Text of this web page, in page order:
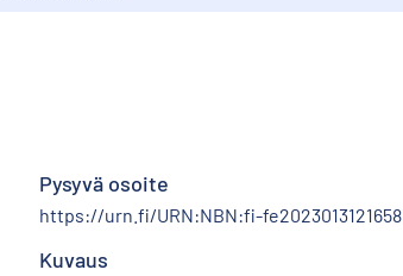
Pysyvä osoite
https://urn.fi/URN:NBN:fi-fe2023013121658
Kuvaus